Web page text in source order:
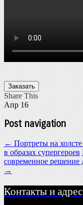
Заказать
Share This
Апр 16
Post navigation
←Портреты на
в образах супергероев
современное решение
→
Контакты и адрес